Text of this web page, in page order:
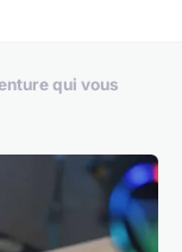
qui vous